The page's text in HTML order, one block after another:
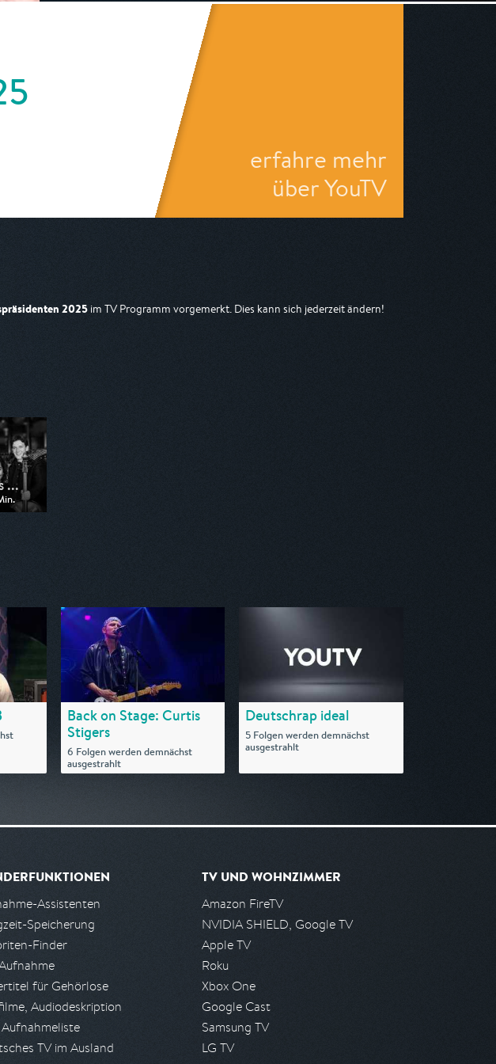
erfahre mehr
über YouTV
2025 im TV Programm vorgemerkt. Dies kann sich jederzeit ändern!
...
Back on Stage: Curtis
Stigers
6 Folgen werden demnächst
ausgestrahlt
Deutschrap ideal
5 Folgen werden demnächst
ausgestrahlt
Assistenten
Speicherung
Finder
für Gehörlose
Audiodeskription
Aufnahmeliste
TV im Ausland
TV UND WOHNZIMMER
Amazon FireTV
NVIDIA SHIELD, Google TV
Apple TV
Roku
Xbox One
Google Cast
Samsung TV
LG TV